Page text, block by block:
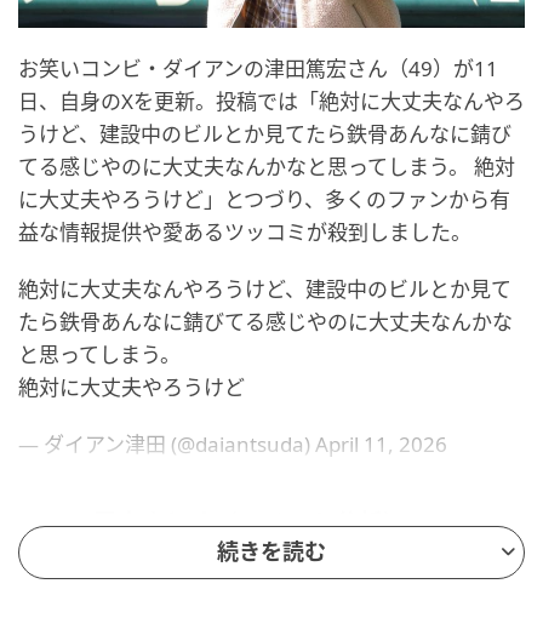
お笑いコンビ・ダイアンの津田篤宏さん（49）が11
日、自身のXを更新。投稿では「絶対に大丈夫なんやろ
うけど、建設中のビルとか見てたら鉄骨あんなに錆び
てる感じやのに大丈夫なんかなと思ってしまう。 絶対
に大丈夫やろうけど」とつづり、多くのファンから有
益な情報提供や愛あるツッコミが殺到しました。
絶対に大丈夫なんやろうけど、建設中のビルとか見て
たら鉄骨あんなに錆びてる感じやのに大丈夫なんかな
と思ってしまう。
絶対に大丈夫やろうけど
— ダイアン津田 (@daiantsuda) April 11, 2026
SNSの反応まとめ（コメント分析）
ダイアン津田さんの今回の投稿に対し、Xに寄せられた
続きを読む